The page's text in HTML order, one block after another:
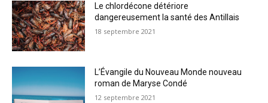
Le chlordécone détériore
dangereusement la santé des Antillais
18 septembre 2021
L’Évangile du Nouveau Monde nouveau
roman de Maryse Condé
12 septembre 2021